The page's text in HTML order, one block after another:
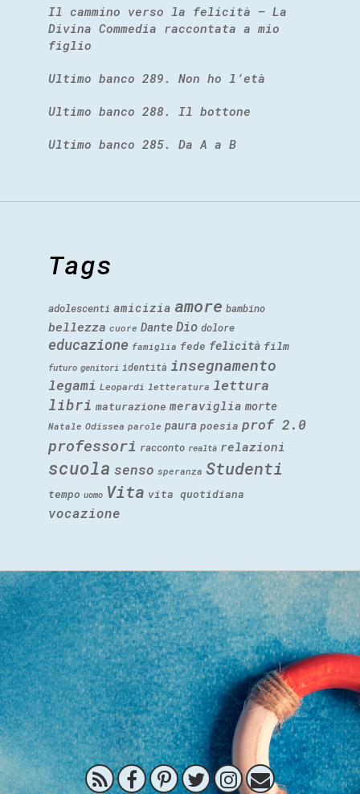
Il cammino verso la felicità – La
Divina Commedia raccontata a mio
figlio
Ultimo banco 289. Non ho l’età
Ultimo banco 288. Il bottone
Ultimo banco 285. Da A a B
Tags
adolescenti amicizia amore bambino
bellezza cuore Dante Dio dolore
educazione famiglia fede felicità film
futuro genitori identità insegnamento
legami Leopardi letteratura lettura
libri maturazione meraviglia morte
Natale Odissea parole paura poesia prof 2.0
professori racconto realtà relazioni
scuola senso speranza Studenti
tempo uomo Vita vita quotidiana
vocazione